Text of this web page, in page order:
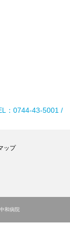
0744-43-5001 /
ップ
和病院